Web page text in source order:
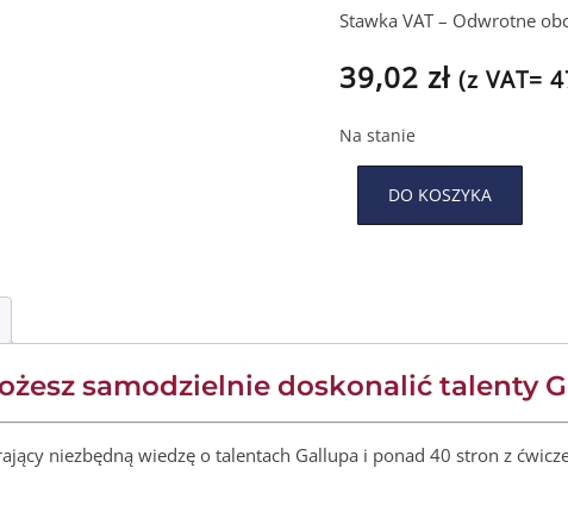
Stawka VAT – Odwrotne
39,02 zł (z VAT=
Na stanie
DO KOSZYKA
samodzielnie doskonalić talenty
niezbędną wiedzę o talentach Gallupa i ponad 40 stron z